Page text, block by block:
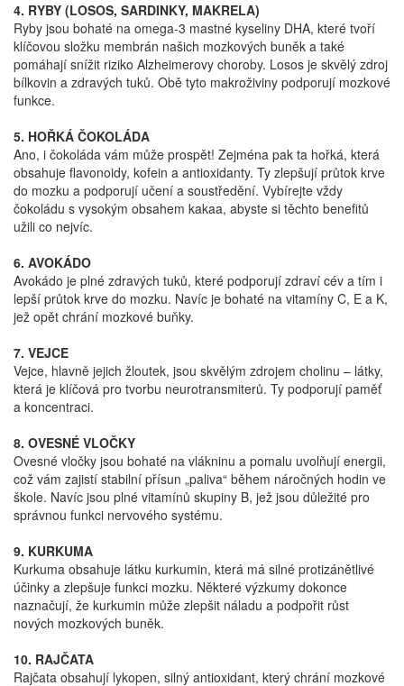
4. RYBY (LOSOS, SARDINKY, MAKRELA)
Ryby jsou bohaté na omega-3 mastné kyseliny DHA, které tvoří
klíčovou složku membrán našich mozkových buněk a také
pomáhají snížit riziko Alzheimerovy choroby. Losos je skvělý zdroj
bílkovin a zdravých tuků. Obě tyto makroživiny podporují mozkové
funkce.
5. HOŘKÁ ČOKOLÁDA
Ano, i čokoláda vám může prospět! Zejména pak ta hořká, která
obsahuje flavonoidy, kofein a antioxidanty. Ty zlepšují průtok krve
do mozku a podporují učení a soustředění. Vybírejte vždy
čokoládu s vysokým obsahem kakaa, abyste si těchto benefitů
užili co nejvíc.
6. AVOKÁDO
Avokádo je plné zdravých tuků, které podporují zdraví cév a tím i
lepší průtok krve do mozku. Navíc je bohaté na vitamíny C, E a K,
jež opět chrání mozkové buňky.
7. VEJCE
Vejce, hlavně jejich žloutek, jsou skvělým zdrojem cholinu – látky,
která je klíčová pro tvorbu neurotransmiterů. Ty podporují paměť
a koncentraci.
8. OVESNÉ VLOČKY
Ovesné vločky jsou bohaté na vlákninu a pomalu uvolňují energii,
což vám zajistí stabilní přísun „paliva“ během náročných hodin ve
škole. Navíc jsou plné vitamínů skupiny B, jež jsou důležité pro
správnou funkci nervového systému.
9. KURKUMA
Kurkuma obsahuje látku kurkumin, která má silné protizánětlivé
účinky a zlepšuje funkci mozku. Některé výzkumy dokonce
naznačují, že kurkumin může zlepšit náladu a podpořit růst
nových mozkových buněk.
10. RAJČATA
Rajčata obsahují lykopen, silný antioxidant, který chrání mozkové